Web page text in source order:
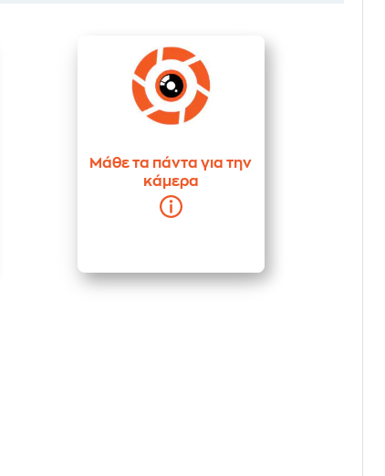
Μάθε τα πάντα για την
κάμερα